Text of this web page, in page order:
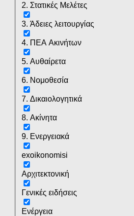
2. Στατικές Μελέτες
3. Άδειες λειτουργίας
4. ΠΕΑ Ακινήτων
5. Αυθαίρετα
6. Νομοθεσία
7. Δικαιολογητικά
8. Ακίνητα
9. Ενεργειακά
exoikonomisi
Αρχιτεκτονική
Γενικές ειδήσεις
Ενέργεια